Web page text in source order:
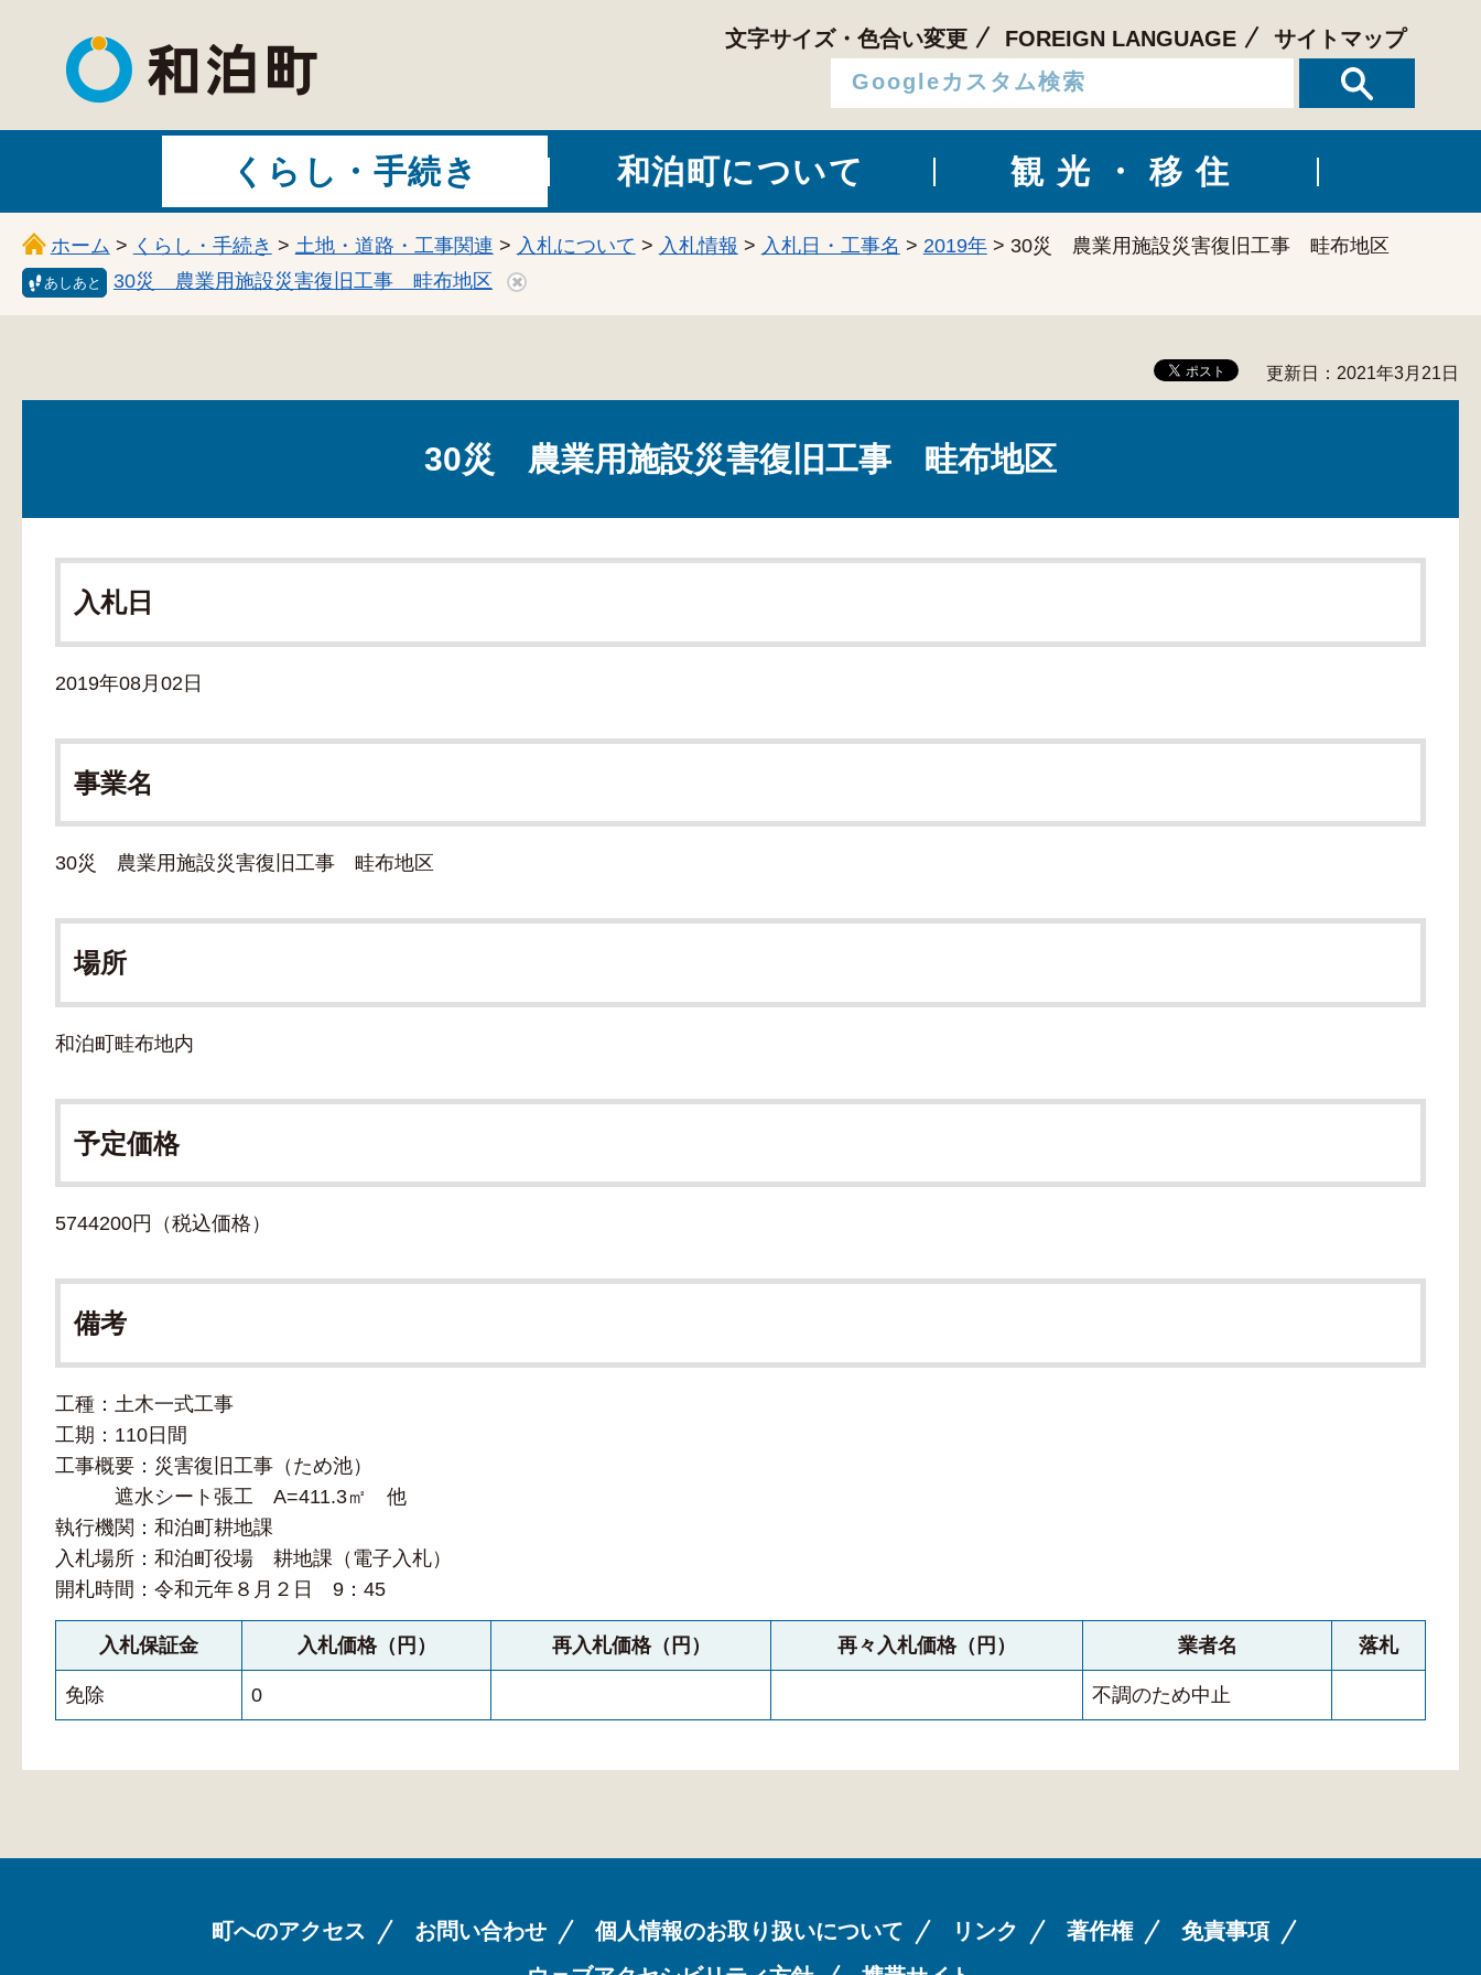
和泊町
文字サイズ・色合い変更 FOREIGN LANGUAGE サイトマップ
くらし・手続き 和泊町について 観光・移住
ホーム > くらし・手続き > 土地・道路・工事関連 > 入札について > 入札情報 > 入札日・工事名 > 2019年> 30災 農業用施設災害復旧工事 畦布地区
あしあと 30災 農業用施設災害復旧工事 畦布地区
更新日：2021年3月21日
30災 農業用施設災害復旧工事 畦布地区
入札日
2019年08月02日
事業名
30災 農業用施設災害復旧工事 畦布地区
場所
和泊町畦布地内
予定価格
5744200円（税込価格）
備考
工種：土木一式工事
工期：110日間
工事概要：災害復旧工事（ため池）
遮水シート張工 A=411.3㎡ 他
執行機関：和泊町耕地課
入札場所：和泊町役場 耕地課（電子入札）
開札時間：令和元年８月２日 9：45
入札保証金 入札価格（円） 再入札価格（円） 再々入札価格（円） 業者名 落札
免除 0 不調のため中止
町へのアクセス お問い合わせ 個人情報のお取り扱いについて リンク 著作権
免責事項